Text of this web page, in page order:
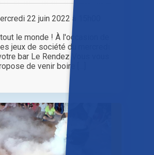
22 juin 2022 à 15h00
le monde ! À l'occasion de
jeux de société du mercredi
bar Le Rendez Vous vous
de venir boire [...]